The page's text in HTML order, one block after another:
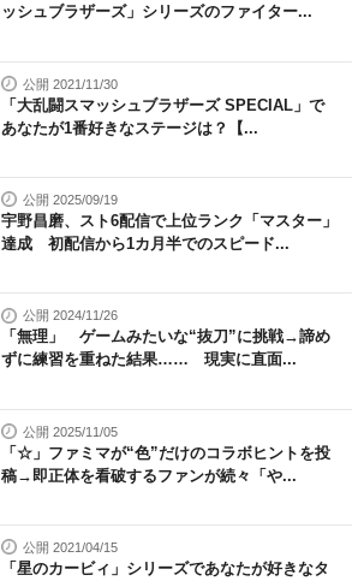
ッシュブラザーズ」シリーズのファイター...
公開 2021/11/30
「大乱闘スマッシュブラザーズ SPECIAL」で
あなたが1番好きなステージは？【...
公開 2025/09/19
宇野昌磨、スト6配信で上位ランク「マスター」
達成 初配信から1カ月半でのスピード...
公開 2024/11/26
「無理」 ゲームみたいな“抜刀”に挑戦→諦め
ずに練習を重ねた結果…… 現実に直面...
公開 2025/11/05
「☆」ファミマが“色”だけのコラボヒントを投
稿→即正体を看破するファンが続々「や...
公開 2021/04/15
「星のカービィ」シリーズであなたが好きなタ